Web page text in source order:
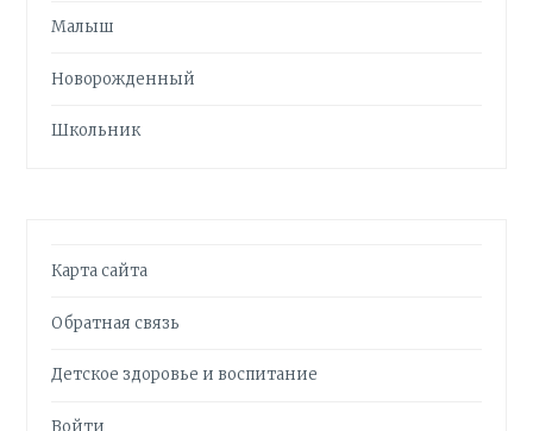
Малыш
Новорожденный
Школьник
Карта сайта
Обратная связь
Детское здоровье и воспитание